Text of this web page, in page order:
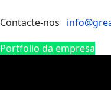
Contacte-nos
Portfolio da empresa